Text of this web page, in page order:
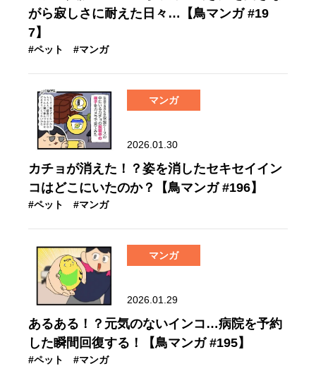
がら寂しさに耐えた日々…【鳥マンガ #19
7】
#ペット #マンガ
マンガ
2026.01.30
カチョが消えた！？姿を消したセキセイイン
コはどこにいたのか？【鳥マンガ #196】
#ペット #マンガ
マンガ
2026.01.29
あるある！？元気のないインコ…病院を予約
した瞬間回復する！【鳥マンガ #195】
#ペット #マンガ